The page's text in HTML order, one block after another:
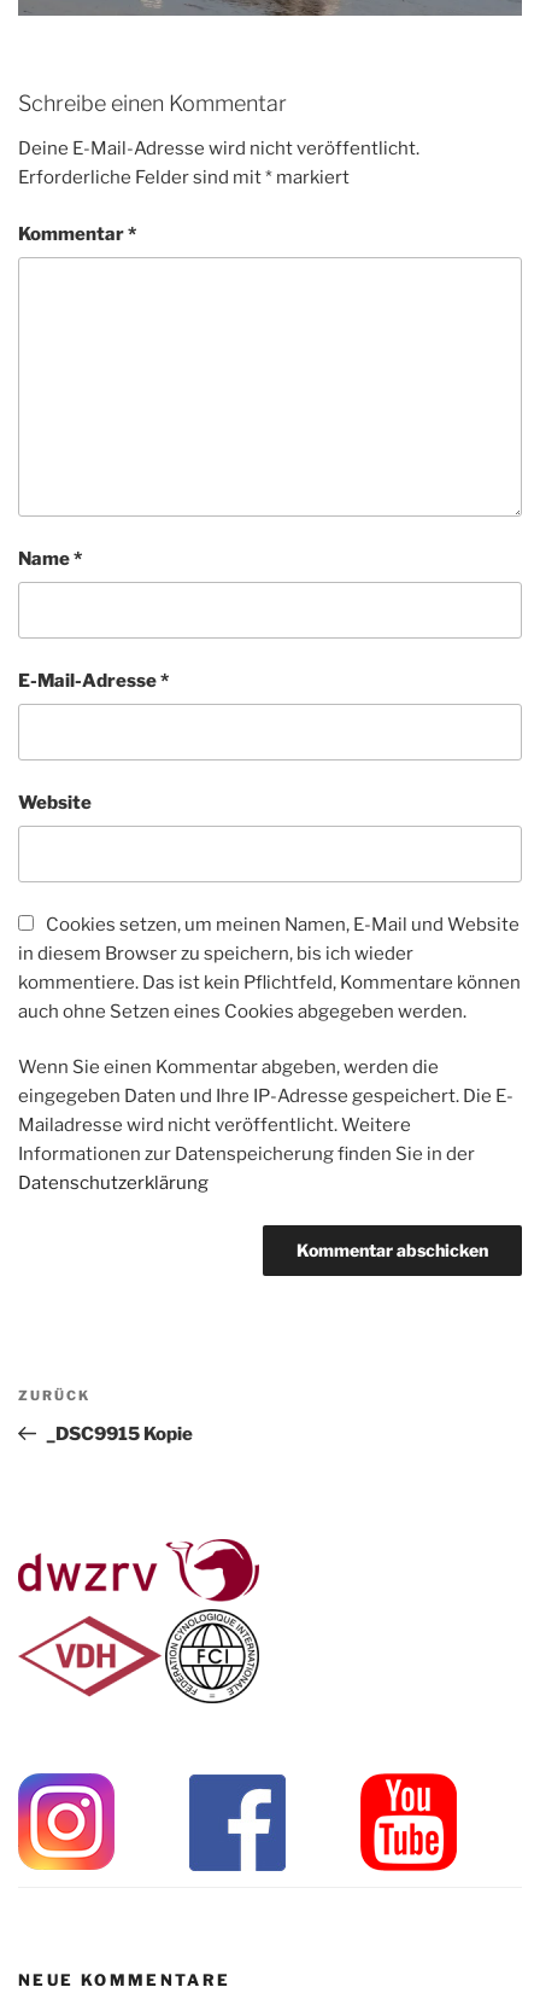
Schreibe einen Kommentar
Deine E-Mail-Adresse wird nicht veröffentlicht.
Erforderliche Felder sind mit* markiert
Kommentar*
Name*
E-Mail-Adresse*
Website
Cookies setzen, um meinen Namen, E-Mail und Website
in diesem Browser zu speichern, bis ich wieder
kommentiere. Das ist kein Pflichtfeld, Kommentare können
auch ohne Setzen eines Cookies abgegeben werden.
Wenn Sie einen Kommentar abgeben, werden die
eingegeben Daten und Ihre IP-Adresse gespeichert. Die E-
Mailadresse wird nicht veröffentlicht. Weitere
Informationen zur Datenspeicherung finden Sie in der
Datenschutzerklärung
Beitragsnavigation
Vorheriger
Beitrag
ZURÜCK
_DSC9915 Kopie
NEUE KOMMENTARE